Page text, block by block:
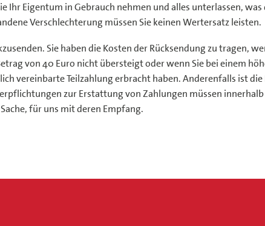
Ihr Eigentum in Gebrauch nehmen und alles unterlassen,
Verschlechterung müssen Sie keinen Wertersatz leisten.
Sie haben die Kosten der Rücksendung zu tragen,
von 40 Euro nicht übersteigt oder wenn Sie bei einem
vereinbarte Teilzahlung erbracht haben. Anderenfalls ist
zur Erstattung von Zahlungen müssen
für uns mit deren Empfang.